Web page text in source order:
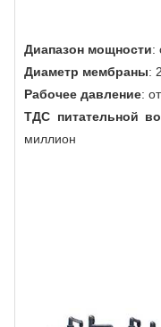
Диапазон мощности:
Диаметр мембраны:
Рабочее давление:
ТДС питательной
миллион